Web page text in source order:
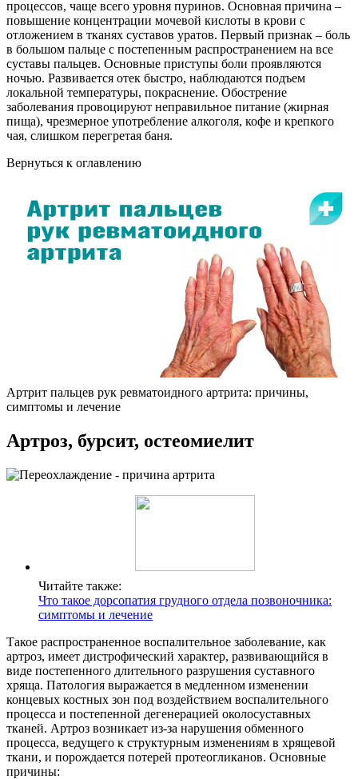
процессов, чаще всего уровня пуринов. Основная причина –
повышение концентрации мочевой кислоты в крови с
отложением в тканях суставов уратов. Первый признак – боль
в большом пальце с постепенным распространением на все
суставы пальцев. Основные приступы боли проявляются
ночью. Развивается отек быстро, наблюдаются подъем
локальной температуры, покраснение. Обострение
заболевания провоцируют неправильное питание (жирная
пища), чрезмерное употребление алкоголя, кофе и крепкого
чая, слишком перегретая баня.
Вернуться к оглавлению
Артрит пальцев рук ревматоидного артрита: причины,
симптомы и лечение
Артроз, бурсит, остеомиелит
Читайте также:
Что такое дорсопатия грудного отдела позвоночника:
симптомы и лечение
Такое распространенное воспалительное заболевание, как
артроз, имеет дистрофический характер, развивающийся в
виде постепенного длительного разрушения суставного
хряща. Патология выражается в медленном изменении
концевых костных зон под воздействием воспалительного
процесса и постепенной дегенерацией околосуставных
тканей. Артроз возникает из-за нарушения обменного
процесса, ведущего к структурным изменениям в хрящевой
ткани, и порождается потерей протеогликанов. Основные
причины: